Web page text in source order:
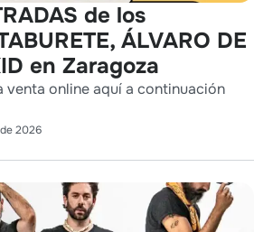
de los
ÁLVARO DE
en Zaragoza
venta online aquí a continuación
2026